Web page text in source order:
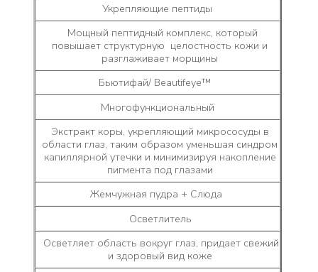
Укрепляющие пептиды
Мощный пептидный комплекс, который
повышает структурную целостность кожи и
разглаживает морщины
Бьютифай/ Beautifeye™
Многофункциональный
Экстракт коры, укрепляющий микрососуды в
области глаз, таким образом уменьшая синдром
капиллярной утечки и минимизируя накопление
пигмента под глазами
Жемчужная пудра + Слюда
Осветлитель
Осветляет область вокруг глаз, придает свежий
и здоровый вид коже